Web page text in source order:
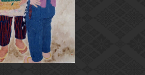
媒体資料・関連記事等
博物館、美術館の皆さまへ
文化庁よりご挨拶
今月のみどころ